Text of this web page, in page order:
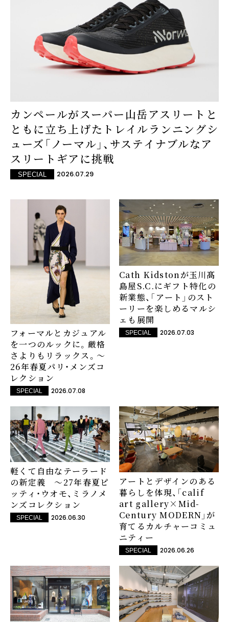
カンペールがスーパー山岳アスリートと
ともに立ち上げたトレイルランニングシ
ューズ「ノーマル」、サステイナブルなア
スリートギアに挑戦
SPECIAL 2026.07.29
フォーマルとカジュアル
を一つのルックに。厳格
さよりもリラックス。～
26年春夏パリ・メンズコ
レクション
SPECIAL 2026.07.08
Cath Kidstonが玉川髙
島屋S.C.にギフト特化の
新業態、「アート」のスト
ーリーを楽しめるマルシ
ェも展開
SPECIAL 2026.07.03
軽くて自由なテーラード
の新定義 ～27年春夏ピ
ッティ・ウオモ、ミラノメ
ンズコレクション
SPECIAL 2026.06.30
アートとデザインのある
暮らしを体現、「calif
art gallery×Mid-
Century MODERN」が
育てるカルチャーコミュ
ニティー
SPECIAL 2026.06.26